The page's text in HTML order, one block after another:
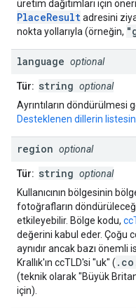
üretim dağıtımları için
PlaceResultadresini
nokta yollarıyla (örneğin,
language optional
Tür: string optional
Ayrıntıların döndürülmesi
Desteklenen dillerin
region optional
Tür: string optional
Kullanıcının bölgesinin
fotoğrafların
etkileyebilir. Bölge kodu,
değerini kabul eder. Çoğu
aynıdır ancak bazı önemli
Krallık'ın ccTLD'si "uk" (
(teknik olarak "Büyük
için).